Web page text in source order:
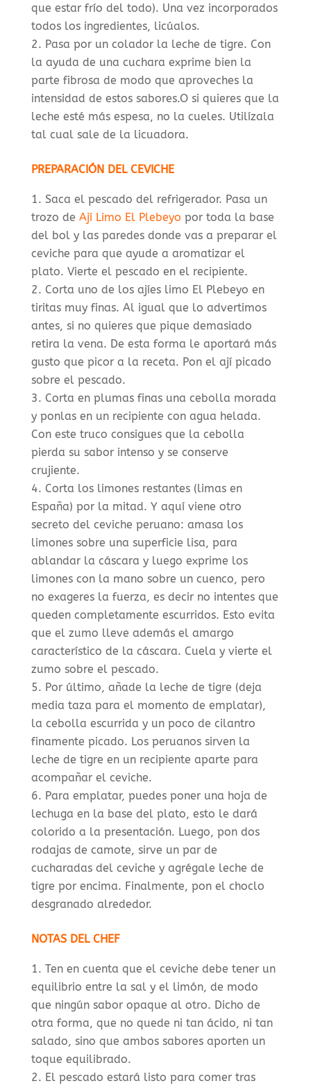
que estar frío del todo). Una vez incorporados
todos los ingredientes, licúalos.
Pasa por un colador la leche de tigre. Con
la ayuda de una cuchara exprime bien la
parte fibrosa de modo que aproveches la
intensidad de estos sabores.O si quieres que la
leche esté más espesa, no la cueles. Utilízala
tal cual sale de la licuadora.
PREPARACIÓN DEL CEVICHE
Saca el pescado del refrigerador. Pasa un
trozo de Ají Limo El Plebeyo por toda la base
del bol y las paredes donde vas a preparar el
ceviche para que ayude a aromatizar el
plato. Vierte el pescado en el recipiente.
Corta uno de los ajíes limo El Plebeyo en
tiritas muy finas. Al igual que lo advertimos
antes, si no quieres que pique demasiado
retira la vena. De esta forma le aportará más
gusto que picor a la receta. Pon el ají picado
sobre el pescado.
Corta en plumas finas una cebolla morada
y ponlas en un recipiente con agua helada.
Con este truco consigues que la cebolla
pierda su sabor intenso y se conserve
crujiente.
Corta los limones restantes (limas en
España) por la mitad. Y aquí viene otro
secreto del ceviche peruano: amasa los
limones sobre una superficie lisa, para
ablandar la cáscara y luego exprime los
limones con la mano sobre un cuenco, pero
no exageres la fuerza, es decir no intentes que
queden completamente escurridos. Esto evita
que el zumo lleve además el amargo
característico de la cáscara. Cuela y vierte el
zumo sobre el pescado.
Por último, añade la leche de tigre (deja
media taza para el momento de emplatar),
la cebolla escurrida y un poco de cilantro
finamente picado. Los peruanos sirven la
leche de tigre en un recipiente aparte para
acompañar el ceviche.
Para emplatar, puedes poner una hoja de
lechuga en la base del plato, esto le dará
colorido a la presentación. Luego, pon dos
rodajas de camote, sirve un par de
cucharadas del ceviche y agrégale leche de
tigre por encima. Finalmente, pon el choclo
desgranado alrededor.
NOTAS DEL CHEF
Ten en cuenta que el ceviche debe tener un
equilibrio entre la sal y el limón, de modo
que ningún sabor opaque al otro. Dicho de
otra forma, que no quede ni tan ácido, ni tan
salado, sino que ambos sabores aporten un
toque equilibrado.
El pescado estará listo para comer tras